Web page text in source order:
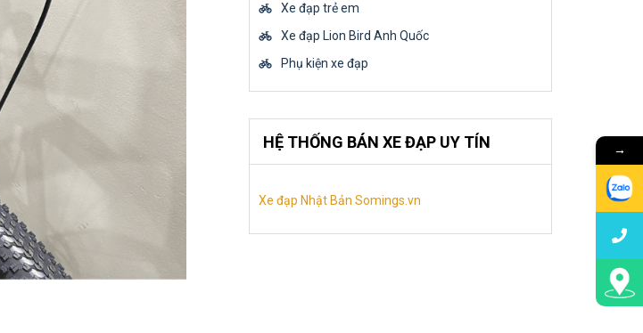
Xe đạp trẻ em
Xe đạp Lion Bird Anh Quốc
Phụ kiện xe đạp
HỆ THỐNG BÁN XE ĐẠP UY TÍN
Xe đạp Nhật Bản Somings.vn
→